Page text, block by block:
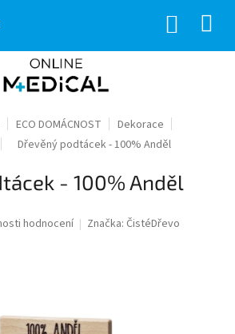
ECO DOMÁCNOST
Dekorace
Dřevěný podtácek - 100% Anděl
- 100% Anděl
hodnocení Značka: ČistéDřevo